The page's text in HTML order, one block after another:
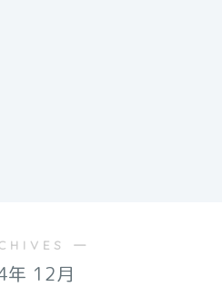
―
年 12月